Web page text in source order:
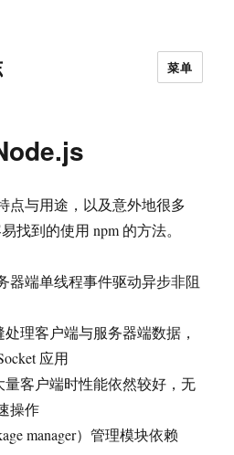
菜单
点与用途，以及意外地很多
找到的使用 npm 的方法。
器端单线程事件驱动异步非阻
理客户端与服务器端数据，
应用
客户端时性能依然较好，无
操作
manager）管理模块依赖